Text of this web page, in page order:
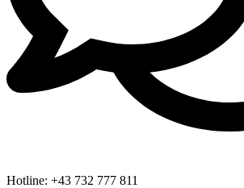
Hotline: +43 732 777 811